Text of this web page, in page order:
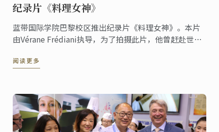
纪录片《料理女神》
蓝带国际学院巴黎校区推出纪录片《料理女神》。本片
由Vérane Frédiani执导，为了拍摄此片，他曾赶赴世界
业的先锋女主厨会面。
阅读更多